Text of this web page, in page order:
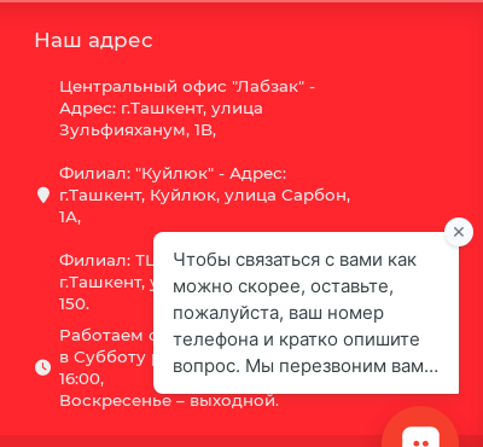
Наш адрес
Центральный офис "Лабзак" -
Адрес: г.Ташкент, улица
Зульфияханум, 1B,
Филиал: "Куйлюк" - Адрес:
г.Ташкент, Куйлюк, улица Сарбон,
1А,
Филиал: ТЦ "Vega" - Адрес:
г.Ташкент, улица Шота Руставели
150.
Работаем с 9:00 до 18:00,
в Субботу рабочий день с 9:00 до
16:00,
Воскресенье – выходной.